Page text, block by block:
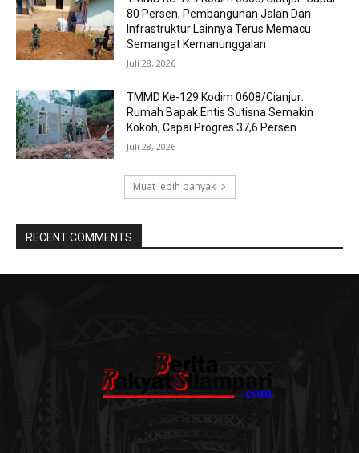
80 Persen, Pembangunan Jalan Dan
Infrastruktur Lainnya Terus Memacu
Semangat Kemanunggalan
Juli 28, 2026
TMMD Ke-129 Kodim 0608/Cianjur:
Rumah Bapak Entis Sutisna Semakin
Kokoh, Capai Progres 37,6 Persen
Juli 28, 2026
Muat lebih banyak
RECENT COMMENTS